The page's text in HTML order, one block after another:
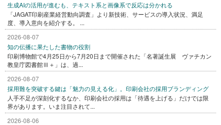
生成AIの活用が進むも、テキスト系と画像系で反応は分かれる
「JAGAT印刷産業経営動向調査」より新技術、サービスの導入状況、満足
度、導入意向を紹介する。 ...
2026-08-07
知の伝播に果たした書物の役割
印刷博物館で4月25日から7月20日まで開催された「名著誕生展 ヴァチカン
教皇庁図書館Ⅲ＋」は、過...
2026-08-07
採用難を突破する鍵は「魅力の見える化」。印刷会社の採用ブランディング
人手不足が深刻化するなか、印刷会社の採用は「待遇を上げる」だけでは限
界があります。いま注目されて...
2026-08-06